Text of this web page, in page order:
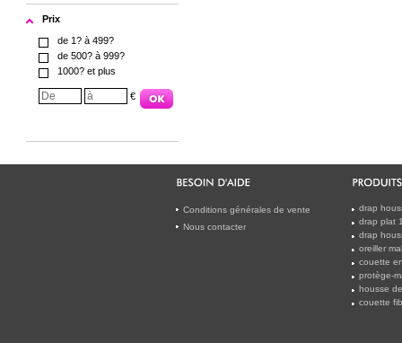
Prix
de 1? à 499?
de 500? à 999?
1000? et plus
€
Conditions générales de vente
Nous contacter
drap
drap plat
drap
oreiller
couette
protège-
housse
couette